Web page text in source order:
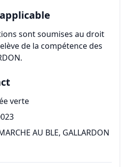
sont soumises au droit
de la compétence des
.
verte
AU BLE, GALLARDON